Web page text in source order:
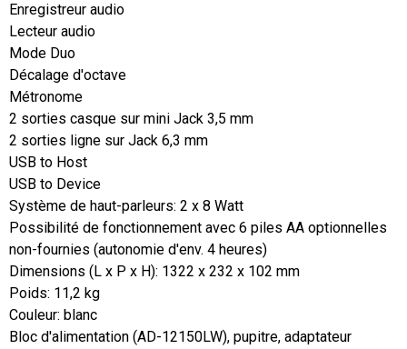
Enregistreur audio
Lecteur audio
Mode Duo
Décalage d'octave
Métronome
2 sorties casque sur mini Jack 3,5 mm
2 sorties ligne sur Jack 6,3 mm
USB to Host
USB to Device
Système de haut-parleurs: 2 x 8 Watt
Possibilité de fonctionnement avec 6 piles AA optionnelles
non-fournies (autonomie d'env. 4 heures)
Dimensions (L x P x H): 1322 x 232 x 102 mm
Poids: 11,2 kg
Couleur: blanc
Bloc d'alimentation (AD-12150LW), pupitre, adaptateur